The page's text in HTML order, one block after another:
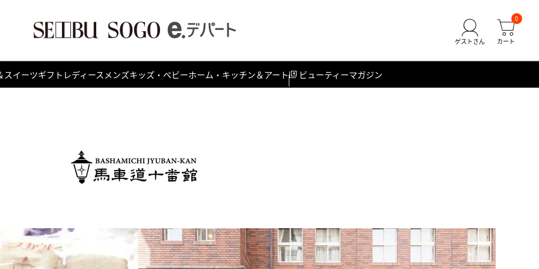
0
スイーツギフト レディース メンズキッズ・ベビーホーム・キッチン＆アート ビューティーマガジン